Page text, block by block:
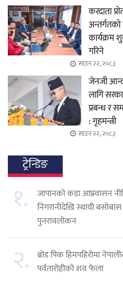
करदाता
अन्तर्गतको
कार्यक्रम
गरिने
साउन २२, २०८३
जेनजी
लागि
प्रबन्ध र
: गृहमन्त्री
साउन २२, २०८३
ट्रेन्डिङ
१.
जापानको कडा आप्रवासन
निगरानीदेखि स्थायी
पुनरावलोकन
२.
ब्रोड पिक हिमपहिरोमा
पर्वतारोहीको शव फेला